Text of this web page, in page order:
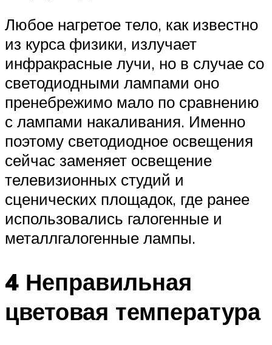
Любое нагретое тело, как известно
из курса физики, излучает
инфракрасные лучи, но в случае со
светодиодными лампами оно
пренебрежимо мало по сравнению
с лампами накаливания. Именно
поэтому светодиодное освещения
сейчас заменяет освещение
телевизионных студий и
сценических площадок, где ранее
использовались галогенные и
металлгалогенные лампы.
4 Неправильная
цветовая температура